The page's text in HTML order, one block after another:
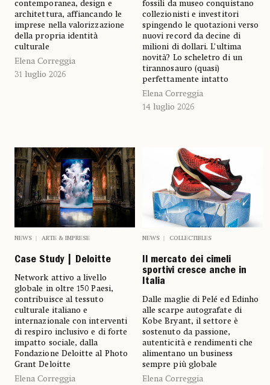
contemporanea, design e
architettura, affiancando le
imprese nella valorizzazione
della propria identità
culturale
Elena Correggia
31 luglio 2026
fossili da museo conquistano
collezionisti e investitori
spingendo le quotazioni verso
nuovi record da decine di
milioni di dollari. L’ultima
novità? Lo scheletro di un
tirannosauro (quasi)
perfettamente intatto
Elena Correggia
14 luglio 2026
NEWS ARTE & IMPRESE
Case Study | Deloitte
Network attivo a livello
globale in oltre 150 Paesi,
contribuisce al tessuto
culturale italiano e
internazionale con interventi
di respiro inclusivo e di forte
impatto sociale, dalla
Fondazione Deloitte al Photo
Grant Deloitte
Elena Correggia
NEWS COLLECTIBLES
Il mercato dei cimeli
sportivi cresce anche in
Italia
Dalle maglie di Pelé ed Edinho
alle scarpe autografate di
Kobe Bryant, il settore è
sostenuto da passione,
autenticità e rendimenti che
alimentano un business
sempre più globale
Elena Correggia